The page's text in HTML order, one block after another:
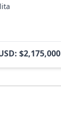
$2,175,000